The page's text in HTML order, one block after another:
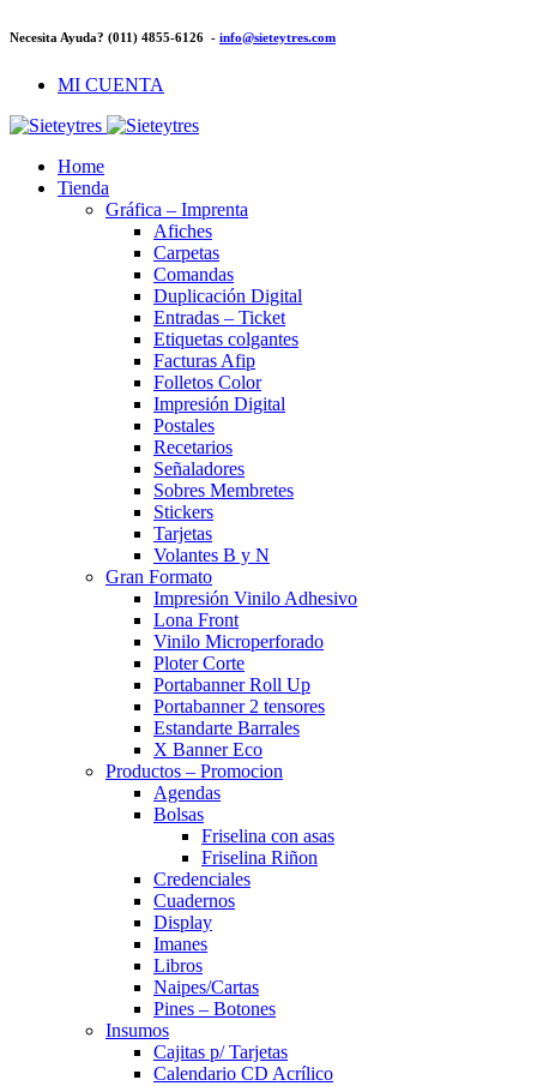
Necesita Ayuda? (011) 4855-6126 - info@sieteytres.com
MI CUENTA
Home
Tienda
Gráfica – Imprenta
Afiches
Carpetas
Comandas
Duplicación Digital
Entradas – Ticket
Etiquetas colgantes
Facturas Afip
Folletos Color
Impresión Digital
Postales
Recetarios
Señaladores
Sobres Membretes
Stickers
Tarjetas
Volantes B y N
Gran Formato
Impresión Vinilo Adhesivo
Lona Front
Vinilo Microperforado
Ploter Corte
Portabanner Roll Up
Portabanner 2 tensores
Estandarte Barrales
X Banner Eco
Productos – Promocion
Agendas
Bolsas
Friselina con asas
Friselina Riñon
Credenciales
Cuadernos
Display
Imanes
Libros
Naipes/Cartas
Pines – Botones
Insumos
Cajitas p/ Tarjetas
Calendario CD Acrílico